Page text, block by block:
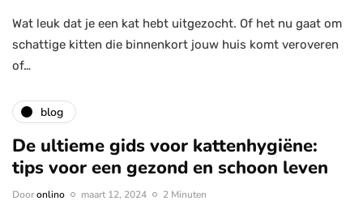
Wat leuk dat je een kat hebt uitgezocht. Of het nu gaat om
schattige kitten die binnenkort jouw huis komt veroveren
of…
blog
De ultieme gids voor kattenhygiëne:
tips voor een gezond en schoon leven
Dooronlino maart 12, 2024 2 Minuten